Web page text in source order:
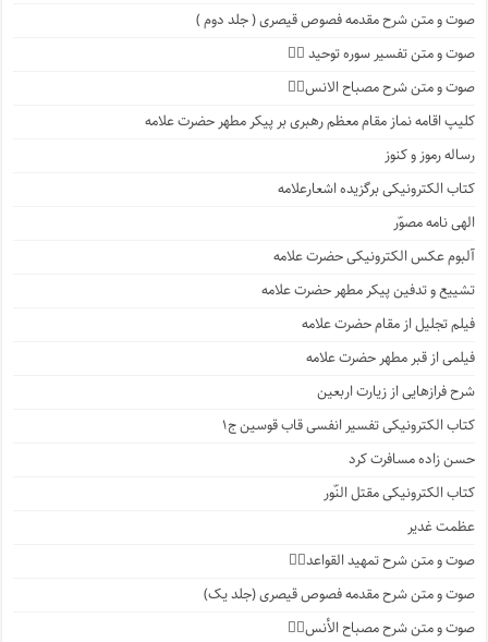
صوت و متن شرح مقدمه فصوص قیصری ( جلد دوم )
صوت و متن تفسیر سوره توحید ۱️⃣
صوت و متن شرح مصباح الانس۸⃣
کلیپ اقامه نماز مقام معظم رهبری بر پیکر مطهر حضرت علامه
رساله رموز و کنوز
کتاب الکترونیکی برگزیده اشعارعلامه
الهی نامه مصوّر
آلبوم عکس الکترونیکی حضرت علامه
تشییع و تدفین پیکر مطهر حضرت علامه
فیلم تجلیل از مقام حضرت علامه
فیلمی از قبر مطهر حضرت علامه
شرح فرازهایی از زیارت اربعین
کتاب الکترونیکی تفسیر انفسی قاب قوسین ج۱
حسن زاده مسافرت کرد
کتاب الکترونیکی مقتل النّور
عظمت غدیر
صوت و متن شرح تمهید القواعد۱️⃣
صوت و متن شرح مقدمه فصوص قیصری (جلد یک)
صوت و متن شرح مصباح الأنس۷️⃣